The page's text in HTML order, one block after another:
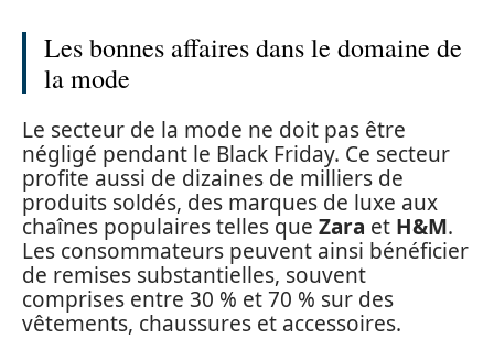
Les bonnes affaires dans le domaine de
la mode
Le secteur de la mode ne doit pas être
négligé pendant le Black Friday. Ce secteur
profite aussi de dizaines de milliers de
produits soldés, des marques de luxe aux
chaînes populaires telles que Zara et H&M.
Les consommateurs peuvent ainsi bénéficier
de remises substantielles, souvent
comprises entre 30 % et 70 % sur des
vêtements, chaussures et accessoires.